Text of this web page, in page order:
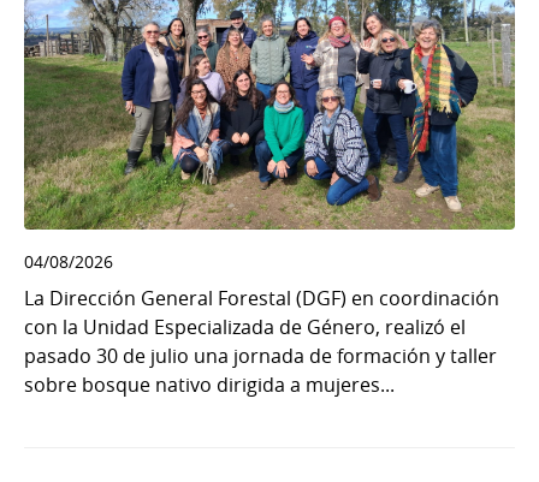
04/08/2026
La Dirección General Forestal (DGF) en coordinación
con la Unidad Especializada de Género, realizó el
pasado 30 de julio una jornada de formación y taller
sobre bosque nativo dirigida a mujeres...